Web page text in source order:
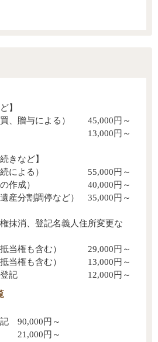
】
買、贈与による） 45,000円～
登記 13,000円～
きなど】
相続による） 55,000円～
案の作成） 40,000円～
産分割調停など） 35,000円～
抹消、登記名義人住所変更な
抵当権も含む） 29,000円～
抵当権も含む） 13,000円～
変更登記 12,000円～
90,000円～
円～